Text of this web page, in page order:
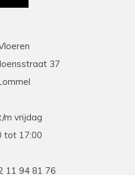
37
m vrijdag
tot 17:00
11 94 81 76